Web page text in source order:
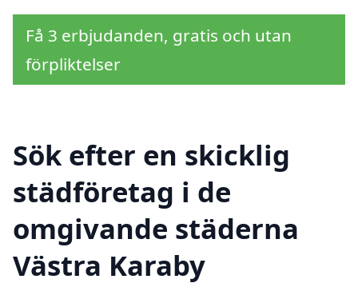
Få 3 erbjudanden, gratis och utan
förpliktelser
Sök efter en skicklig
städföretag i de
omgivande städerna
Västra Karaby